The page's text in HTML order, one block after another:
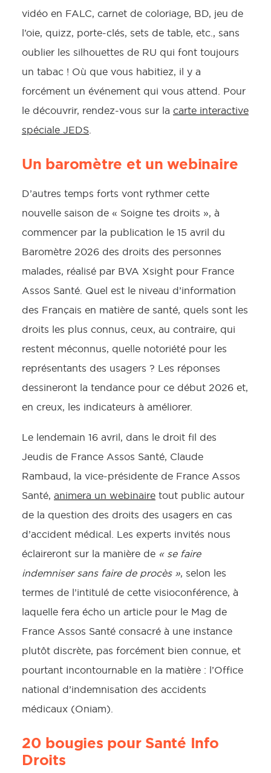
vidéo en FALC, carnet de coloriage, BD, jeu de
l’oie, quizz, porte-clés, sets de table, etc., sans
oublier les silhouettes de RU qui font toujours
un tabac ! Où que vous habitiez, il y a
forcément un événement qui vous attend. Pour
le découvrir, rendez-vous sur la carte interactive
spéciale JEDS
Un baromètre et un webinaire
D’autres temps forts vont rythmer cette
nouvelle saison de « Soigne tes droits », à
commencer par la publication le 15 avril du
Baromètre 2026 des droits des personnes
malades, réalisé par BVA Xsight pour France
Assos Santé. Quel est le niveau d’information
des Français en matière de santé, quels sont les
droits les plus connus, ceux, au contraire, qui
restent méconnus, quelle notoriété pour les
représentants des usagers ? Les réponses
dessineront la tendance pour ce début 2026 et,
en creux, les indicateurs à améliorer.
Le lendemain 16 avril, dans le droit fil des
Jeudis de France Assos Santé, Claude
Rambaud, la vice-présidente de France Assos
Santé, animera un webinaire tout public autour
de la question des droits des usagers en cas
d’accident médical. Les experts invités nous
éclaireront sur la manière de « se faire
indemniser sans faire de procès », selon les
termes de l’intitulé de cette visioconférence, à
laquelle fera écho un article pour le Mag de
France Assos Santé consacré à une instance
plutôt discrète, pas forcément bien connue, et
pourtant incontournable en la matière : l’Office
national d’indemnisation des accidents
médicaux (Oniam).
20 bougies pour Santé Info
Droits